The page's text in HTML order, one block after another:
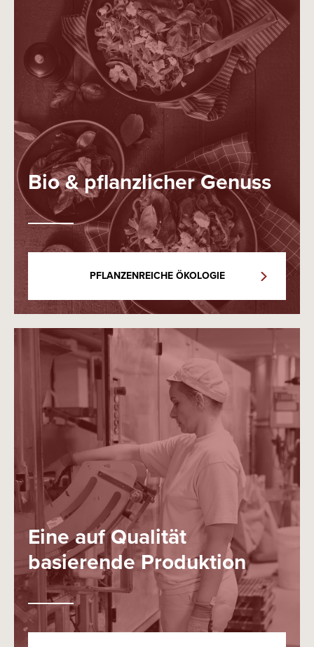
Bio & pflanzlicher Genuss
PFLANZENREICHE ÖKOLOGIE
Eine auf Qualität
basierende Produktion